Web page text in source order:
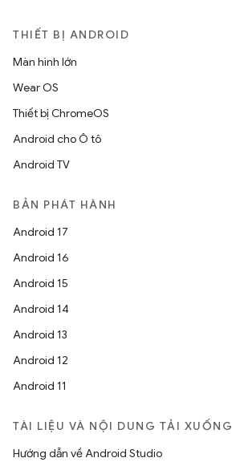
THIẾT BỊ ANDROID
Màn hình lớn
Wear OS
Thiết bị ChromeOS
Android cho Ô tô
Android TV
BẢN PHÁT HÀNH
Android 17
Android 16
Android 15
Android 14
Android 13
Android 12
Android 11
TÀI LIỆU VÀ NỘI DUNG TẢI XUỐNG
Hướng dẫn về Android Studio